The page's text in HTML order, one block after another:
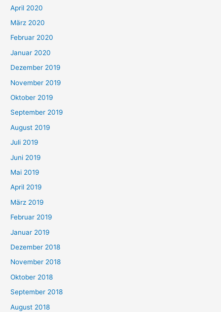
April 2020
März 2020
Februar 2020
Januar 2020
Dezember 2019
November 2019
Oktober 2019
September 2019
August 2019
Juli 2019
Juni 2019
Mai 2019
April 2019
März 2019
Februar 2019
Januar 2019
Dezember 2018
November 2018
Oktober 2018
September 2018
August 2018